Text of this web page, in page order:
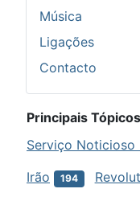
Música
Ligações
Contacto
Principais Tópicos
Serviço Noticioso
Irão 194